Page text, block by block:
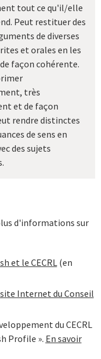
tout ce qu'il/elle
Peut restituer des
de diverses
et orales en les
façon cohérente.
très
et de façon
rendre distinctes
de sens en
des sujets
d'informations sur
et le CECRL (en
Internet du Conseil
du CECRL
Profile ». En savoir